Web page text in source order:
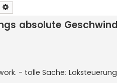
Suche
absolute
- tolle Sache: